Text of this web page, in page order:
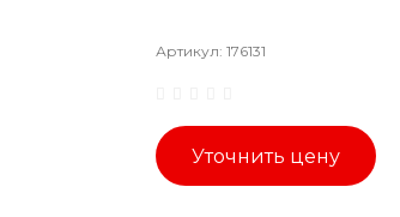
Артикул: 176131
Уточнить цену